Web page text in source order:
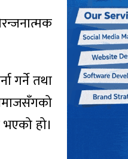
गर्ने तथा
हो।